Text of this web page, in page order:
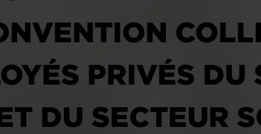
PRIVÉS DU
DU SECTEUR